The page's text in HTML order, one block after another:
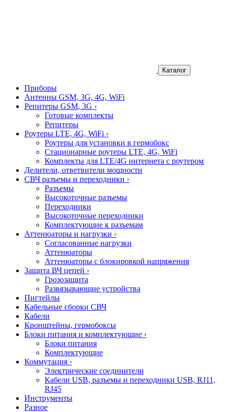
Каталог
Приборы
Антенны GSM, 3G, 4G, WiFi
Репитеры GSM, 3G ›
Готовые комплекты
Репитеры
Роутеры LTE, 4G, WiFi ›
Роутеры для установки в гермобокс
Стационарные роутеры LTE, 4G, WiFi
Комплекты для LTE/4G интернета с роутером
Делители, ответвители мощности
СВЧ разъемы и переходники ›
Разъемы
Высокоточные разъемы
Переходники
Высокоточные переходники
Комплектующие к разъемам
Аттенюаторы и нагрузки ›
Согласованные нагрузки
Аттенюаторы
Аттенюаторы с блокировкой напряжения
Защита ВЧ цепей ›
Грозозащита
Развязывающие устройства
Пигтейлы
Кабельные сборки СВЧ
Кабели
Кронштейны, гермобоксы
Блоки питания и комплектующие ›
Блоки питания
Комплектующие
Коммутация ›
Электрические соединители
Кабели USB, разъемы и переходники USB, RJ11,
RJ45
Инструменты
Разное